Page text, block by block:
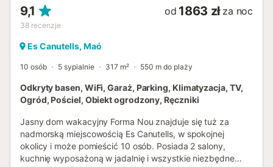
9,1
38 recenzje
od 1863 zł za noc
Es Canutells, Maó
10 osób 5 sypialnie 317 m² 550 m do plaży
Odkryty basen, WiFi, Garaż, Parking, Klimatyzacja, TV,
Ogród, Pościel, Obiekt ogrodzony, Ręczniki
Jasny dom wakacyjny Forma Nou znajduje się tuż za
nadmorską miejscowością Es Canutells, w spokojnej
okolicy i może pomieścić 10 osób. Posiada 2 salony,
kuchnię wyposażoną w jadalnię i wszystkie niezbędne